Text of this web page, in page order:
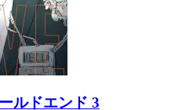
ルドエンド 3